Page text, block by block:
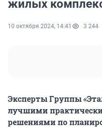
жилых
10 октября 2024, 14:41 3 244
Эксперты Группы
лучшими
решениями по